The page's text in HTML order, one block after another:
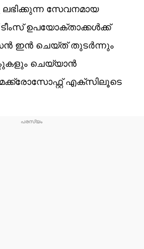
സേവനമായ
ഉപയോക്താക്കൾക്ക്
ഇൻ ചെയ്ത് തുടർന്നും
ചെയ്യാൻ
എക്‌സിലൂടെ